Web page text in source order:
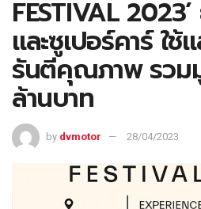
FESTIVAL
และซูเปอร์คาร์ ใช้
รันตีคุณภาพ รวม
ล้านบาท
by dvmotor 28/04/2023